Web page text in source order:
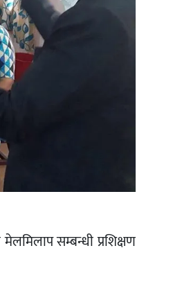
सम्बन्धी प्रशिक्षण